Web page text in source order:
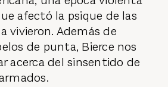
afectó la psique de las
vivieron. Además de
de punta, Bierce nos
acerca del sinsentido de